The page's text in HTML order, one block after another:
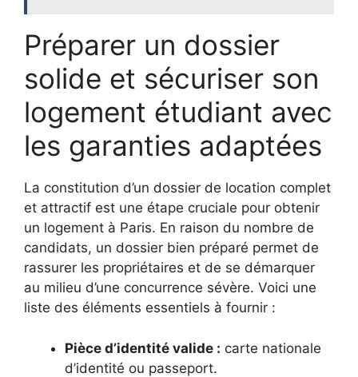
Préparer un dossier
solide et sécuriser son
logement étudiant avec
les garanties adaptées
La constitution d’un dossier de location complet
et attractif est une étape cruciale pour obtenir
un logement à Paris. En raison du nombre de
candidats, un dossier bien préparé permet de
rassurer les propriétaires et de se démarquer
au milieu d’une concurrence sévère. Voici une
liste des éléments essentiels à fournir :
Pièce d’identité valide : carte nationale
d’identité ou passeport.